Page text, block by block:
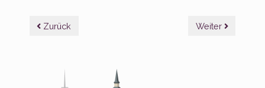
Beitragsnavigation
Zurück Weiter